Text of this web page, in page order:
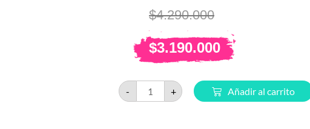
$4.290.000
$3.190.000
- + Añadir al carrito